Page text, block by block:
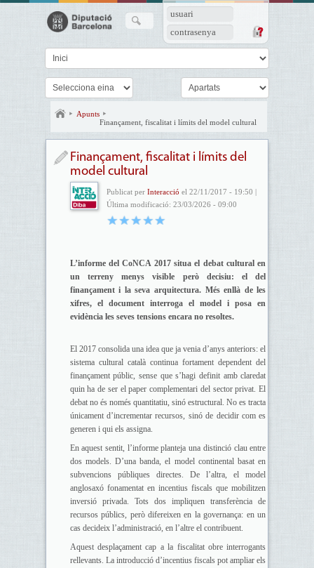
usuari
contrasenya
Apunts
Finançament, fiscalitat i límits del model cultural
Finançament, fiscalitat i límits del
model cultural
Publicat per Interacció el 22/11/2017 - 19:50 |
Última modificació: 23/03/2026 - 09:00
L’informe del CoNCA 2017 situa el debat cultural en
un terreny menys visible però decisiu: el del
finançament i la seva arquitectura. Més enllà de les
xifres, el document interroga el model i posa en
evidència les seves tensions encara no resoltes.
El 2017 consolida una idea que ja venia d’anys anteriors: el
sistema cultural català continua fortament dependent del
finançament públic, sense que s’hagi definit amb claredat
quin ha de ser el paper complementari del sector privat. El
debat no és només quantitatiu, sinó estructural. No es tracta
únicament d’incrementar recursos, sinó de decidir com es
generen i qui els assigna.
En aquest sentit, l’informe planteja una distinció clau entre
dos models. D’una banda, el model continental basat en
subvencions públiques directes. De l’altra, el model
anglosaxó fonamentat en incentius fiscals que mobilitzen
inversió privada. Tots dos impliquen transferència de
recursos públics, però difereixen en la governança: en un
cas decideix l’administració, en l’altre el contribuent.
Aquest desplaçament cap a la fiscalitat obre interrogants
rellevants. La introducció d’incentius fiscals pot ampliar els